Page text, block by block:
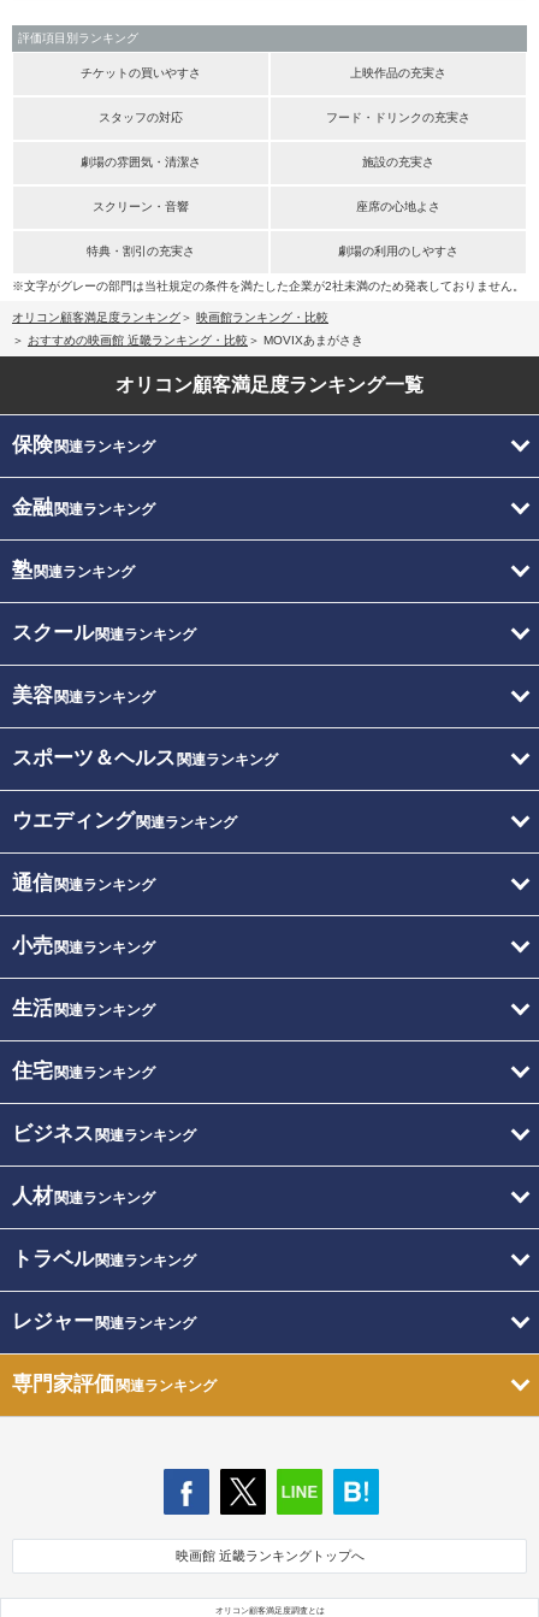
評価項目別ランキング
チケットの買いやすさ 上映作品の充実さ
スタッフの対応 フード・ドリンクの充実さ
劇場の雰囲気・清潔さ 施設の充実さ
スクリーン・音響 座席の心地よさ
特典・割引の充実さ 劇場の利用のしやすさ
※文字がグレーの部門は当社規定の条件を満たした企業が2社未満のため発表しておりません。
オリコン顧客満足度ランキング
映画館ランキング・比較
おすすめの映画館 近畿ランキング・比較
MOVIXあまがさき
オリコン顧客満足度ランキング一覧
保険関連ランキング
金融関連ランキング
塾関連ランキング
スクール関連ランキング
美容関連ランキング
スポーツ＆ヘルス 関連ランキング
ウエディング関連ランキング
通信関連ランキング
小売関連ランキング
生活関連ランキング
住宅関連ランキング
ビジネス 関連ランキング
人材関連ランキング
トラベル関連ランキング
レジャー関連ランキング
専門家評価関連ランキング
映画館 近畿ランキングトップへ
オリコン顧客満足度調査とは